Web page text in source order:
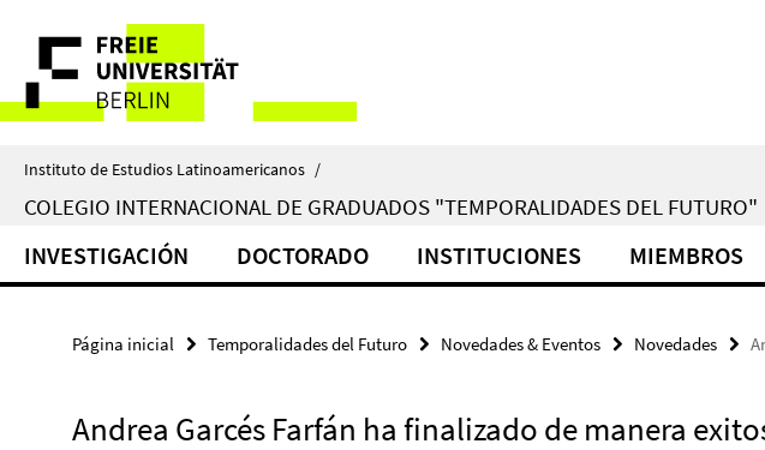
direkt
Inhalt
Herramientas
de
navegación
Instituto de Estudios Latinoamericanos /
COLEGIO INTERNACIONAL DE GRADUADOS "TEMPORALIDADES DEL FUTURO"
INVESTIGACIÓN DOCTORADO INSTITUCIONES MIEMBROS
Página inicial Temporalidades del Futuro Novedades & Eventos Novedades
Andrea Garcés Farfán ha finalizado de manera